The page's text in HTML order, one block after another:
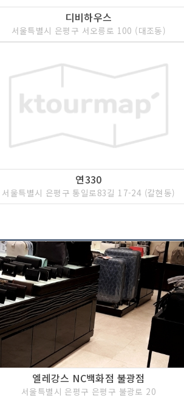
디비하우스
서울특별시 은평구 서오릉로 100 (대조동)
연330
서울특별시 은평구 통일로83길 17-24 (갈현동)
엘레강스 NC백화점 불광점
서울특별시 은평구 은평구 불광로 20